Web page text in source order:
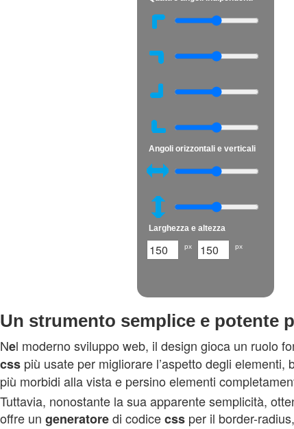
Angoli orizzontali e verticali
Larghezza e altezza
px px
Un strumento semplice e potente
Nel moderno sviluppo web, il design gioca un ruolo
css più usate per migliorare l’aspetto degli
più morbidi alla vista e persino elementi
Tuttavia, nonostante la sua apparente semplicità,
offre un generatoredi codicecss per il border-